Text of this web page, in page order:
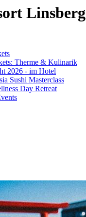
Linsberg
Therme & Kulinarik
2026 - im Hotel
Sushi Masterclass
Day Retreat